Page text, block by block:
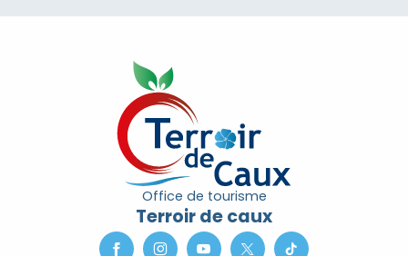
Concours de châteaux de sable
Marché nocturne
Exposition de peinture : Elisabeth Haloo Joye et
Exposition de peinture - Karine Duriez
Exposition : Bénédicte, Cédric & René Vardon
[Exposition] Peinture comme photo, photo comme
Stage de natation 2026
Exposition : au jardin potager
Marche douce et botanique
Concerts à l'Envers du Croco
Office de tourisme
Terroir de caux